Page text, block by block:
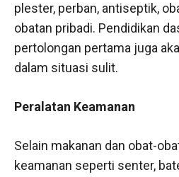
plester, perban, antiseptik,
obatan pribadi. Pendidikan
pertolongan pertama juga
dalam situasi sulit.
Peralatan Keamanan
Selain makanan dan obat-
keamanan seperti senter,